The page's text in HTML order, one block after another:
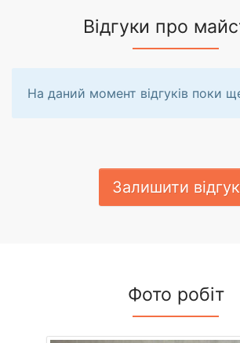
Відгуки про
На даний момент відгуків поки
Залишити відгук
Фото робіт